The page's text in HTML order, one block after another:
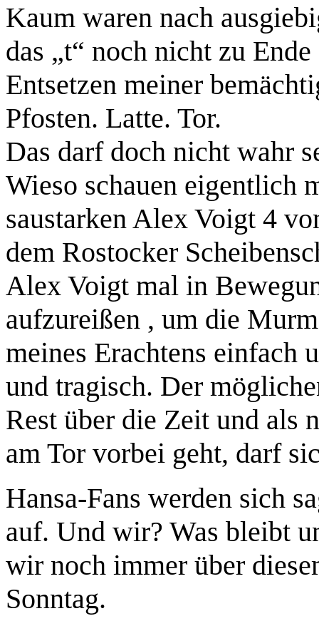
Kaum waren nach
das „t“ noch nicht zu
Entsetzen meiner
Pfosten. Latte. Tor.
Das darf doch nicht wahr
Wieso schauen eigentlich
saustarken Alex Voigt 4
dem Rostocker
Alex Voigt mal in
aufzureißen , um die
meines Erachtens einfach
und tragisch. Der
Rest über die Zeit und als
am Tor vorbei geht, darf
Hansa-Fans werden sich
auf. Und wir? Was bleibt
wir noch immer über
Sonntag.